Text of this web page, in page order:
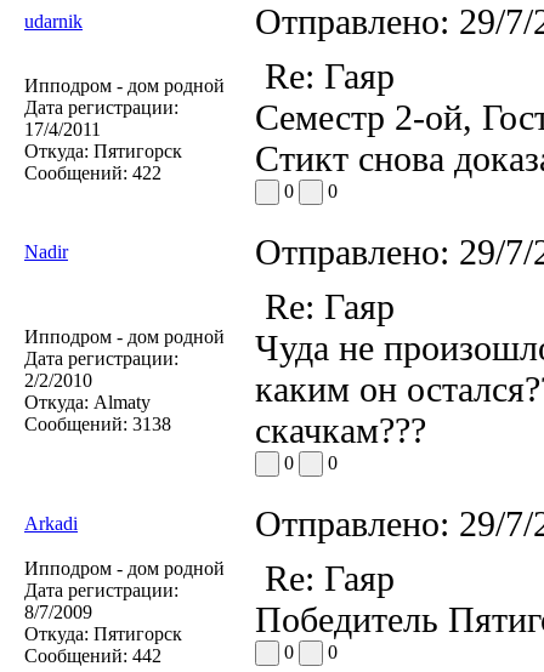
udarnik Отправлено: 29/
Ипподром - дом родной
Дата регистрации:
17/4/2011
Откуда: Пятигорск
Сообщений: 422
Re: Гаяр
Семестр 2-ой,
Стикт снова
0 0
Nadir Отправлено: 29/
Ипподром - дом родной
Дата регистрации:
2/2/2010
Откуда: Almaty
Сообщений: 3138
Re: Гаяр
Чуда не
каким он
скачкам???
0 0
Arkadi Отправлено: 29/
Ипподром - дом родной
Дата регистрации:
8/7/2009
Откуда: Пятигорск
Сообщений: 442
Re: Гаяр
Победитель
0 0